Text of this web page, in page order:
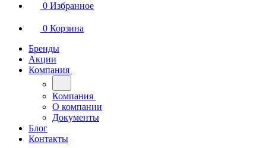
0 Избранное
0 Корзина
Бренды
Акции
Компания
Компания
О компании
Документы
Блог
Контакты